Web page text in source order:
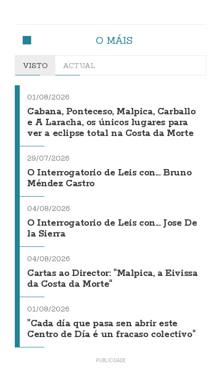
O MÁIS
VISTO ACTUAL
01/08/2026
Cabana, Ponteceso, Malpica, Carballo
e A Laracha, os únicos lugares para
ver a eclipse total na Costa da Morte
29/07/2026
O Interrogatorio de Leis con... Bruno
Méndez Castro
04/08/2026
O Interrogatorio de Leis con... Jose De
la Sierra
04/08/2026
Cartas ao Director: "Malpica, a Eivissa
da Costa da Morte"
01/08/2026
"Cada día que pasa sen abrir este
Centro de Día é un fracaso colectivo"